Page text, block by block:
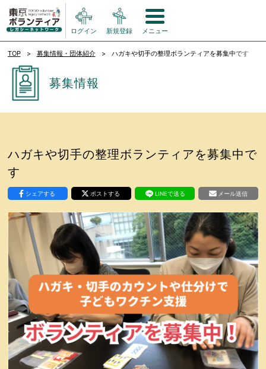
ログイン 新規登録 メニュー
TOP 募集情報・団体紹介 ハガキや切手の整理ボランティアを募集中です
募集情報
ハガキや切手の整理ボランティアを募集中で
す
シェアする ポストする LINEで送る メール送信